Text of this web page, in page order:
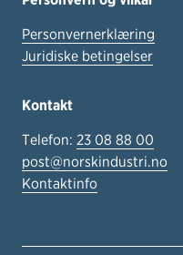
Personvernerklæring
Juridiske betingelser
Kontakt
Telefon: 23 08 88 00
post@norskindustri.no
Kontaktinfo